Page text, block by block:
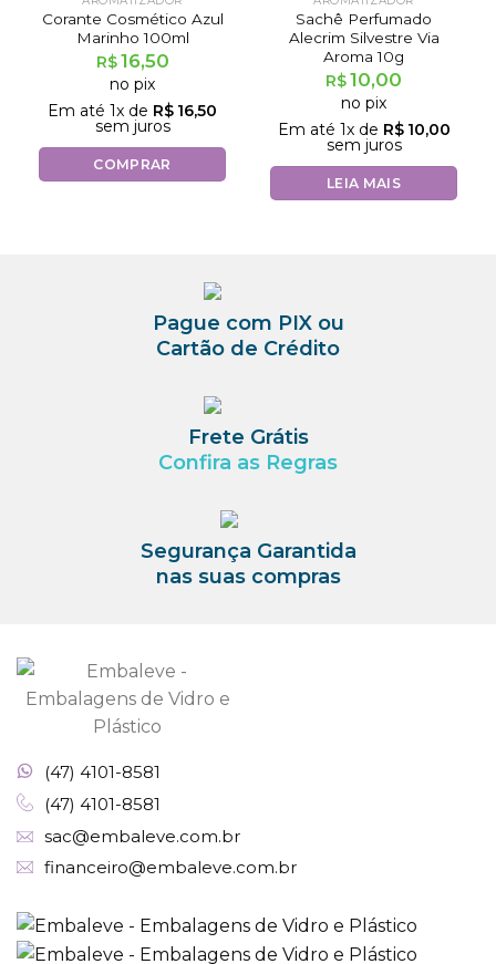
Corante Cosmético Azul
Marinho 100ml
R$16,50
no pix
Em até 1x de R$ 16,50
sem juros
COMPRAR
Sachê Perfumado
Alecrim Silvestre Via
Aroma 10g
R$10,00
no pix
Em até 1x de R$ 10,00
sem juros
LEIA MAIS
Pague com PIX ou
Cartão de Crédito
Frete Grátis
Confira as Regras
Segurança Garantida
nas suas compras
(47) 4101-8581
(47) 4101-8581
sac@embaleve.com.br
financeiro@embaleve.com.br